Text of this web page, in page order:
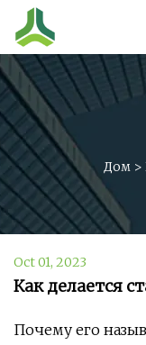
Дом >
Oct 01, 2023
Как делается
Почему его